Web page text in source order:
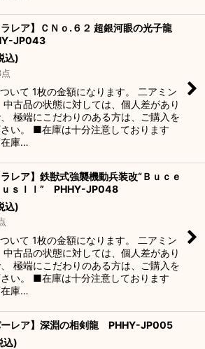
ラレア】ＣＮｏ.６２ 超銀河眼の光子龍
JP043
込)
いて 1枚の金額になります。 二アミン
中古品の状態に対しては、個人差があり
極端にこだわりのある方は、ご購入を
い。 ■在庫は十分注意しております
庫…
ラレア】鉄獣式強襲機動兵装改“Ｂｕｃｅ
ｕｓＩＩ” PHHY-JP048
込)
いて 1枚の金額になります。 二アミン
中古品の状態に対しては、個人差があり
極端にこだわりのある方は、ご購入を
い。 ■在庫は十分注意しております
庫…
ーレア】深淵の相剣龍 PHHY-JP005
込)